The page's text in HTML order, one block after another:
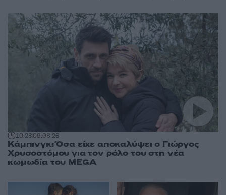
10:2809.08.26
Κάμπινγκ: Όσα είχε αποκαλύψει ο Γιώργος
Χρυσοστόμου για τον ρόλο του στη νέα
κωμωδία του MEGA